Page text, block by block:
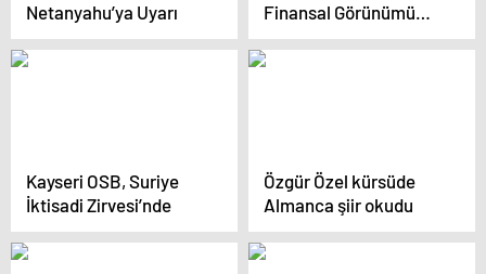
Netanyahu’ya Uyarı
Finansal Görünümü
Düzeltmeli
Kayseri OSB, Suriye
İktisadi Zirvesi’nde
Özgür Özel kürsüde
Almanca şiir okudu